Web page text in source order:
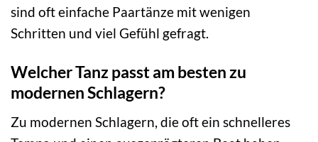
sind oft einfache Paartänze mit wenigen
Schritten und viel Gefühl gefragt.
Welcher Tanz passt am besten zu
modernen Schlagern?
Zu modernen Schlagern, die oft ein schnelleres